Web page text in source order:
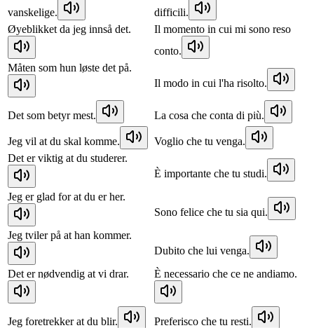
vanskelige.
difficili.
Øyeblikket da jeg innså det.
Il momento in cui mi sono reso
conto.
Måten som hun løste det på.
Il modo in cui l'ha risolto.
Det som betyr mest. La cosa che conta di più.
Jeg vil at du skal komme.
Voglio che tu venga.
Det er viktig at du studerer.
È importante che tu studi.
Jeg er glad for at du er her.
Sono felice che tu sia qui.
Jeg tviler på at han kommer.
Dubito che lui venga.
Det er nødvendig at vi drar.
È necessario che ce ne andiamo.
Jeg foretrekker at du blir. Preferisco che tu resti.